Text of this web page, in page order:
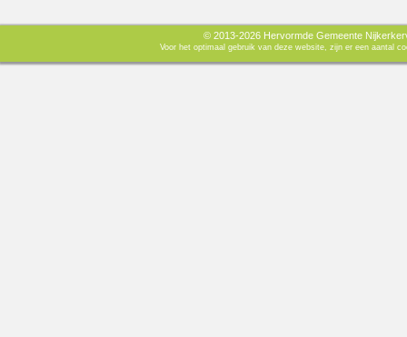
© 2013-2026 Hervormde Gemeente
Voor het optimaal gebruik van deze website, zijn er een aantal